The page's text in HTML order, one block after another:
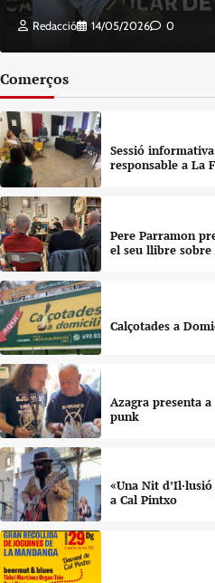
Redacció 14/05/2026 0
Comerços
Sessió
responsable a La
Pere Parramon
el seu llibre
Calçotades a
Azagra presenta
punk
«Una Nit
a Cal Pintxo